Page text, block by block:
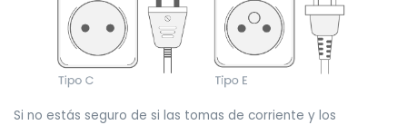
Si no estás seguro de si las tomas de corriente y los